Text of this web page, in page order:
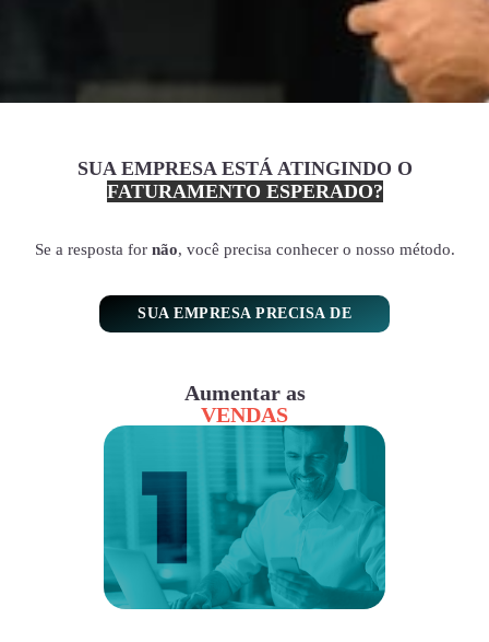
SUA EMPRESA ESTÁ ATINGINDO O
FATURAMENTO ESPERADO?
Se a resposta for não, você precisa conhecer o nosso método.
SUA EMPRESA PRECISA DE
Aumentar as
VENDAS